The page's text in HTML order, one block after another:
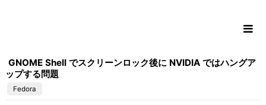
ツ
GNOME Shell でスクリーンロック後に NVIDIA ではハングア
ップする問題
Fedora